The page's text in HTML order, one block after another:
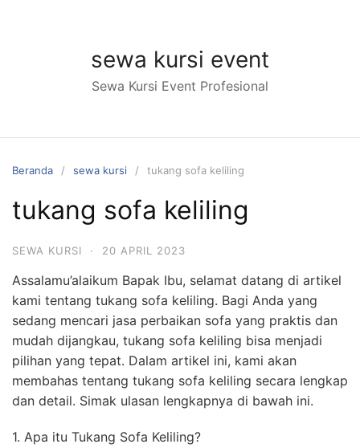
sewa kursi event
Sewa Kursi Event Profesional
Beranda sewa kursi tukang sofa keliling
tukang sofa keliling
SEWA KURSI · 20 APRIL 2023
Assalamu’alaikum Bapak Ibu, selamat datang di artikel
kami tentang tukang sofa keliling. Bagi Anda yang
sedang mencari jasa perbaikan sofa yang praktis dan
mudah dijangkau, tukang sofa keliling bisa menjadi
pilihan yang tepat. Dalam artikel ini, kami akan
membahas tentang tukang sofa keliling secara lengkap
dan detail. Simak ulasan lengkapnya di bawah ini.
1. Apa itu Tukang Sofa Keliling?